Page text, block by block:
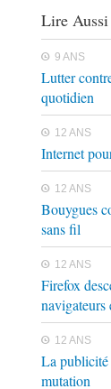
Lire Aussi
9 ANS
Lutter
quotidien
12 ANS
Internet
12 ANS
Bouygues
sans fil
12 ANS
Firefox
navigateurs
12 ANS
La publicité
mutation